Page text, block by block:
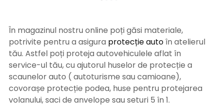
În magazinul nostru online poți găsi materiale,
potrivite pentru a asigura protecție autoîn atelierul
tău. Astfel poți proteja autovehiculele aflat în
service-ul tău, cu ajutorul huselor de protecție a
scaunelor auto ( autoturisme sau camioane),
covorașe protecție podea, huse pentru protejarea
volanului, saci de anvelope sau seturi 5 în 1.